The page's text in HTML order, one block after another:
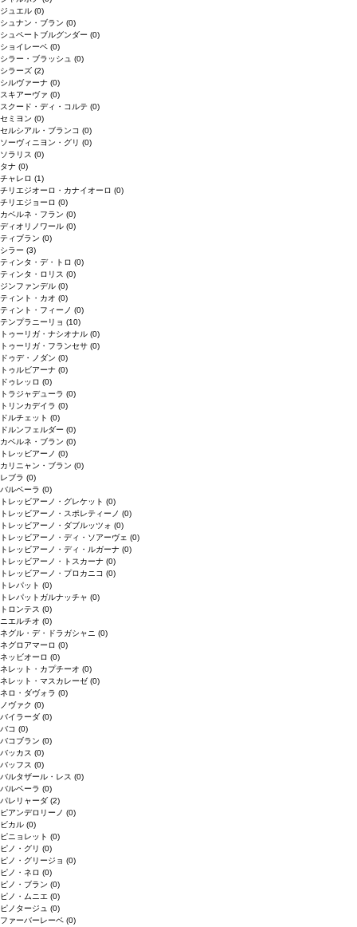
ジュエル (0)
シュナン・ブラン (0)
シュペートブルグンダー (0)
ショイレーベ (0)
シラー・ブラッシュ (0)
シラーズ (2)
シルヴァーナ (0)
スキアーヴァ (0)
スクード・ディ・コルテ (0)
セミヨン (0)
セルシアル・ブランコ (0)
ソーヴィニヨン・グリ (0)
ソラリス (0)
タナ (0)
チャレロ (1)
チリエジオーロ・カナイオーロ (0)
チリエジョーロ (0)
カベルネ・フラン (0)
ディオリノワール (0)
ティブラン (0)
シラー (3)
ティンタ・デ・トロ (0)
ティンタ・ロリス (0)
ジンファンデル (0)
ティント・カオ (0)
ティント・フィーノ (0)
テンプラニーリョ (10)
トゥーリガ・ナシオナル (0)
トゥーリガ・フランセサ (0)
ドゥデ・ノダン (0)
トゥルビアーナ (0)
ドゥレッロ (0)
トラジャデューラ (0)
トリンカデイラ (0)
ドルチェット (0)
ドルンフェルダー (0)
カベルネ・ブラン (0)
トレッビアーノ (0)
カリニャン・ブラン (0)
レブラ (0)
バルベーラ (0)
トレッビアーノ・グレケット (0)
トレッビアーノ・スポレティーノ (0)
トレッビアーノ・ダブルッツォ (0)
トレッビアーノ・ディ・ソアーヴェ (0)
トレッビアーノ・ディ・ルガーナ (0)
トレッビアーノ・トスカーナ (0)
トレッビアーノ・プロカニコ (0)
トレパット (0)
トレパットガルナッチャ (0)
トロンテス (0)
ニエルチオ (0)
ネグル・デ・ドラガシャニ (0)
ネグロアマーロ (0)
ネッビオーロ (0)
ネレット・カプチーオ (0)
ネレット・マスカレーゼ (0)
ネロ・ダヴォラ (0)
ノヴァク (0)
バイラーダ (0)
バコ (0)
バコブラン (0)
バッカス (0)
バッフス (0)
バルタザール・レス (0)
バルベーラ (0)
パレリャーダ (2)
ピアンデロリーノ (0)
ビカル (0)
ピニョレット (0)
ピノ・グリ (0)
ピノ・グリージョ (0)
ピノ・ネロ (0)
ピノ・ブラン (0)
ピノ・ムニエ (0)
ピノタージュ (0)
ファーバーレーベ (0)